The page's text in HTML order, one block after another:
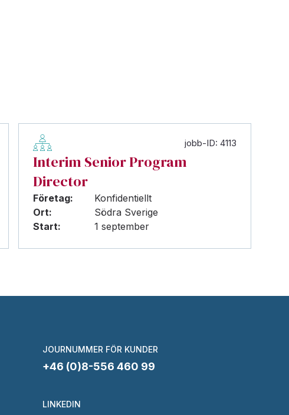
jobb-ID: 4113
Interim Senior Program
Director
Företag:
Konfidentiellt
Ort:
Södra Sverige
Start:
1 september
JOURNUMMER FÖR KUNDER
+46 (0)8-556 460 99
LINKEDIN